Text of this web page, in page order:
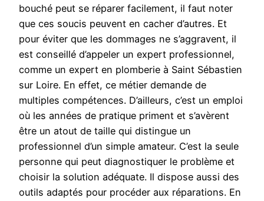
bouché peut se réparer facilement, il faut noter
que ces soucis peuvent en cacher d’autres. Et
pour éviter que les dommages ne s’aggravent, il
est conseillé d’appeler un expert professionnel,
comme un expert en plomberie à Saint Sébastien
sur Loire. En effet, ce métier demande de
multiples compétences. D’ailleurs, c’est un emploi
où les années de pratique priment et s’avèrent
être un atout de taille qui distingue un
professionnel d’un simple amateur. C’est la seule
personne qui peut diagnostiquer le problème et
choisir la solution adéquate. Il dispose aussi des
outils adaptés pour procéder aux réparations. En